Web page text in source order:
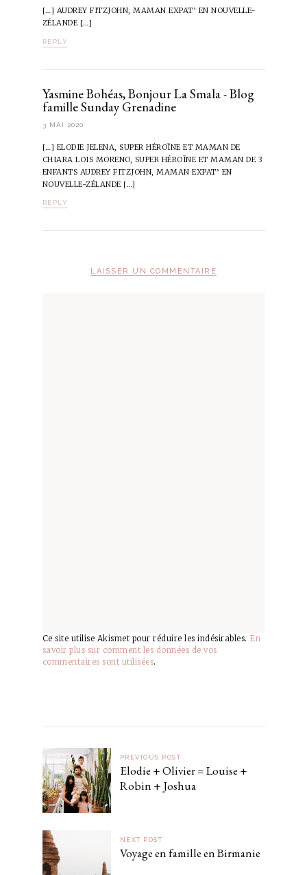
[…] AUDREY FITZJOHN, MAMAN EXPAT’ EN NOUVELLE-
ZÉLANDE […]
REPLY
Yasmine Bohéas, Bonjour La Smala - Blog
famille Sunday Grenadine
3 MAI 2020
[…] ELODIE JELENA, SUPER HÉROÏNE ET MAMAN DE
CHIARA LOIS MORENO, SUPER HÉROÏNE ET MAMAN DE 3
ENFANTS AUDREY FITZJOHN, MAMAN EXPAT’ EN
NOUVELLE-ZÉLANDE […]
REPLY
LAISSER UN COMMENTAIRE
Ce site utilise Akismet pour réduire les indésirables. En
savoir plus sur comment les données de vos
commentaires sont utilisées.
PREVIOUS POST
Elodie + Olivier = Louise +
Robin + Joshua
NEXT POST
Voyage en famille en Birmanie